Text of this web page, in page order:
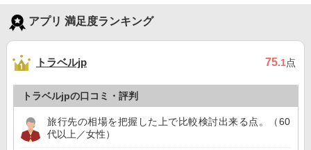
アプリ 満足度ランキング
トラベルjp 75.1点
トラベルjpの口コミ・評判
旅行先の相場を把握した上で比較検討出来る点。（60
代以上／女性）